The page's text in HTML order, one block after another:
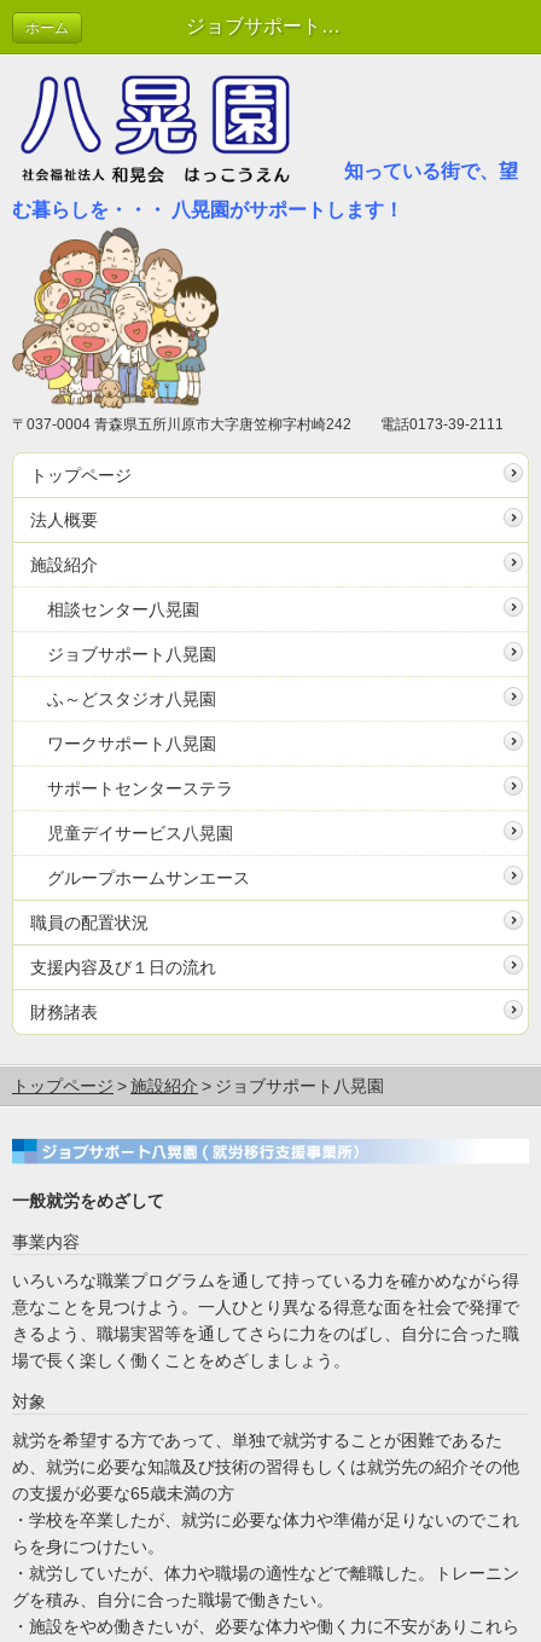
ジョブサポート八晃園
ホーム
知っている街で、望
む暮らしを・・・ 八晃園がサポートします！
〒037-0004 青森県五所川原市大字唐笠柳字村崎242 電話0173-39-2111
トップページ
法人概要
施設紹介
相談センター八晃園
ジョブサポート八晃園
ふ～どスタジオ八晃園
ワークサポート八晃園
サポートセンターステラ
児童デイサービス八晃園
グループホームサンエース
職員の配置状況
支援内容及び１日の流れ
財務諸表
トップページ 施設紹介 ジョブサポート八晃園
一般就労をめざして
事業内容
いろいろな職業プログラムを通して持っている力を確かめながら得
意なことを見つけよう。一人ひとり異なる得意な面を社会で発揮で
きるよう、職場実習等を通してさらに力をのばし、自分に合った職
場で長く楽しく働くことをめざしましょう。
対象
就労を希望する方であって、単独で就労することが困難であるた
め、就労に必要な知識及び技術の習得もしくは就労先の紹介その他
の支援が必要な65歳未満の方
・学校を卒業したが、就労に必要な体力や準備が足りないのでこれ
らを身につけたい。
・就労していたが、体力や職場の適性などで離職した。トレーニン
グを積み、自分に合った職場で働きたい。
・施設をやめ働きたいが、必要な体力や働く力に不安がありこれら